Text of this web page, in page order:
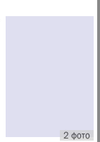
2 фото